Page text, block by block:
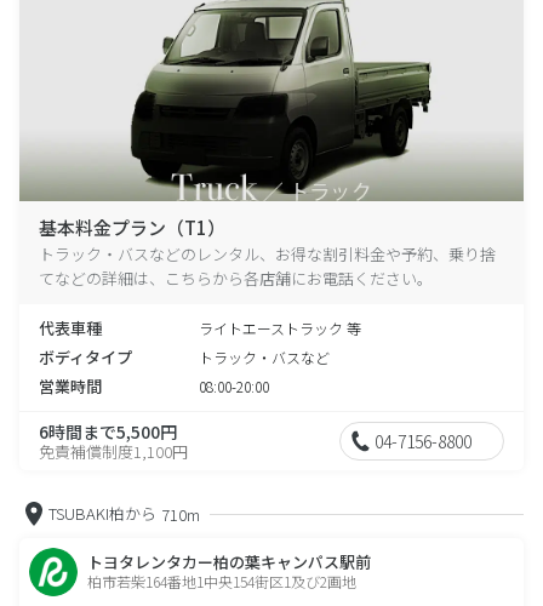
基本料金プラン（T1）
トラック・バスなどのレンタル、お得な割引料金や予約、乗り捨
てなどの詳細は、こちらから各店舗にお電話ください。
代表車種 ライトエーストラック 等
ボディタイプ トラック・バスなど
営業時間 08:00-20:00
6時間まで5,500円
免責補償制度1,100円 04-7156-8800
TSUBAKI柏から 710m
トヨタレンタカー柏の葉キャンパス駅前
柏市若柴164番地1中央154街区1及び2画地